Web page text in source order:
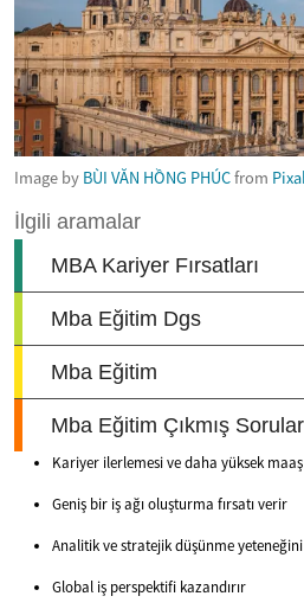
Image by BÙI VĂN HỒNG PHÚCfrom
Kariyer ilerlemesi ve daha yüksek
Geniş bir iş ağı oluşturma fırsatı verir
Analitik ve stratejik düşünme yeteneğini
Global iş perspektifi kazandırır